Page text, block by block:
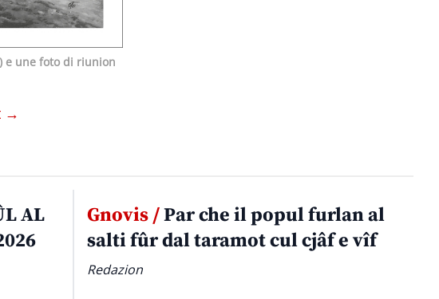
e une foto di riunion
→
AL
Gnovis /Par che il popul furlan al
salti fûr dal taramot cul cjâf e vîf
Redazion